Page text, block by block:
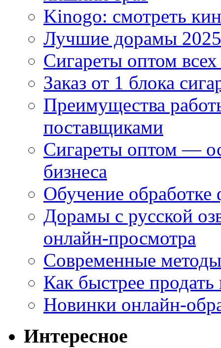
Kinogo: смотреть
Лучшие дорамы
Сигареты оптом
Заказ от 1 блока
Преимущества
поставщиками
Сигареты оптом —
бизнеса
Обучение
Дорамы с русской
онлайн-просмотра
Современные
Как быстрее
Новинки онлайн-
Интересное